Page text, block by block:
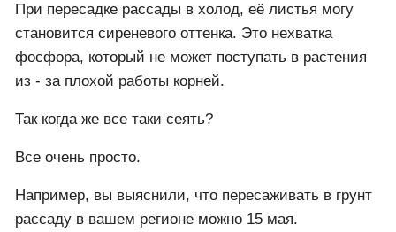
При пересадке рассады в холод, её листья могу
становится сиреневого оттенка. Это нехватка
фосфора, который не может поступать в растения
из - за плохой работы корней.
Так когда же все таки сеять?
Все очень просто.
Например, вы выяснили, что пересаживать в грунт
рассаду в вашем регионе можно 15 мая.